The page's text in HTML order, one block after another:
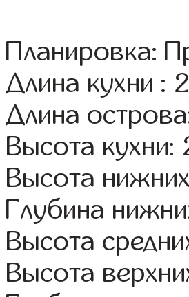
Планировка:
Длина кухни :
Длина
Высота кухни:
Высота
Глубина
Высота
Высота